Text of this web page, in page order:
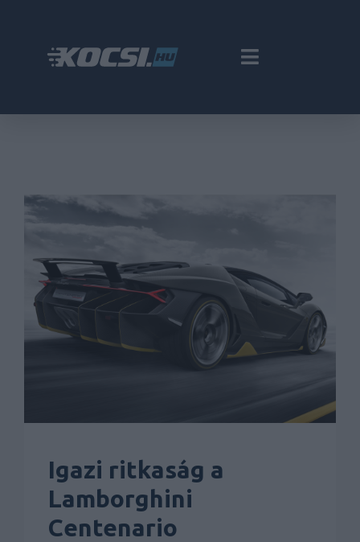
Igazi ritkaság a
Lamborghini
Centenario